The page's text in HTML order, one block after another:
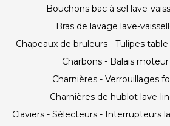
Bouchons bac à sel lave-
Bras de lavage lave-
Chapeaux de bruleurs - Tulipes
Charbons - Balais
Charnières - Verrouillages
Charnières de hublot lave-
Claviers - Sélecteurs - Interrupteurs